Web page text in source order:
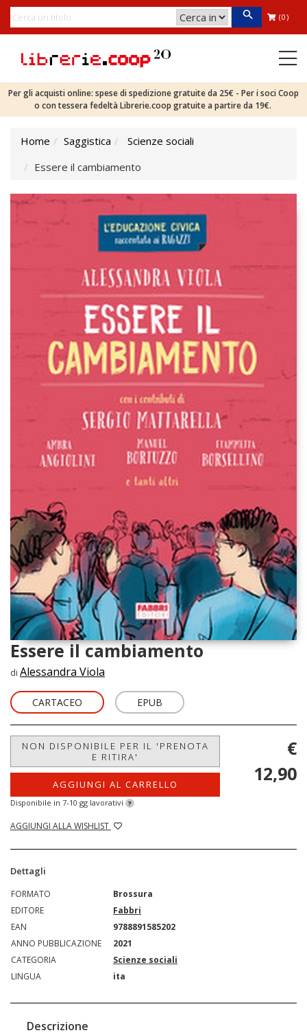
(0)
Per gli acquisti online: spese di spedizione gratuite da 25€ - Per i soci Coop
o con tessera fedeltà Librerie.coop gratuite a partire da 19€.
Home Saggistica
Scienze sociali
Essere il cambiamento
Essere il cambiamento
di Alessandra Viola
CARTACEO EPUB
NON DISPONIBILE PER IL 'PRENOTA
E RITIRA'
AGGIUNGI AL CARRELLO
Disponibile in 7-10 gg lavorativi ?
AGGIUNGI ALLA WISHLIST
€
12,90
Dettagli
FORMATO
Brossura
EDITORE
Fabbri
EAN
9788891585202
ANNO PUBBLICAZIONE
2021
CATEGORIA
Scienze sociali
LINGUA
ita
Descrizione